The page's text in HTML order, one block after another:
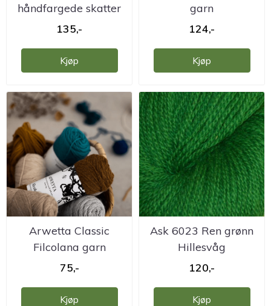
håndfargede skatter
135,-
Kjøp
garn
124,-
Kjøp
Arwetta Classic
Filcolana garn
75,-
Kjøp
Ask 6023 Ren grønn
Hillesvåg
ullvarefabrikk
120,-
Kjøp